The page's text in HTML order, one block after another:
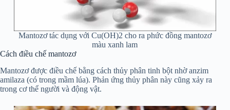
Mantozơ tác dụng với Cu(OH)2 cho ra phức đồng mantozơ
màu xanh lam
Cách điều chế mantozơ
Mantozơ được điều chế bằng cách thủy phân tinh bột nhờ anzim
amilaza (có trong mầm lúa). Phản ứng thủy phân này cũng xảy ra
trong cơ thể người và động vật.